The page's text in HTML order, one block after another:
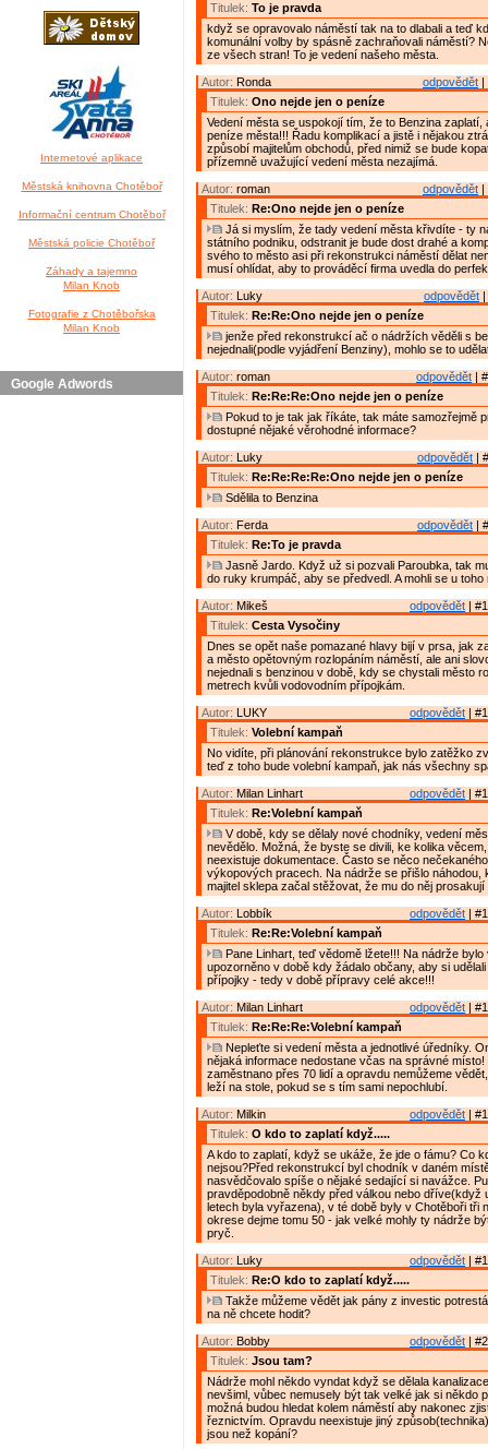
Internetové aplikace
Městská knihovna Chotěboř
Informační centrum Chotěboř
Městská policie Chotěboř
Záhady a tajemno
Milan Knob
Fotografie z Chotěbořska
Milan Knob
Google Adwords
Titulek: To je pravda
když se opravovalo náměstí tak na to dlabali a teď
komunální volby by spásně zachraňovali náměstí?
ze všech stran! To je vedení našeho města.
odpovědět |
Autor: Ronda
Titulek: Ono nejde jen o peníze
Vedení města se uspokojí tím, že to Benzina zaplatí,
peníze města!!! Řadu komplikací a jistě i nějakou
způsobí majitelům obchodů, před nimiž se bude
přízemně uvažující vedení města nezajímá.
odpovědět |
Autor: roman
Titulek: Re:Ono nejde jen o peníze
Já si myslím, že tady vedení města křivdíte - ty
státního podniku, odstranit je bude dost drahé a
svého to město asi při rekonstrukci náměstí dělat
musí ohlídat, aby to prováděcí firma uvedla do
odpovědět
Autor: Luky
Titulek: Re:Re:Ono nejde jen o peníze
jenže před rekonstrukcí ač o nádržích věděli s
nejednali(podle vyjádření Benziny), mohlo se to
odpovědět |
Autor: roman
Titulek: Re:Re:Re:Ono nejde jen o peníze
Pokud to je tak jak říkáte, tak máte samozřejmě
dostupné nějaké věrohodné informace?
odpovědět |
Autor: Luky
Titulek: Re:Re:Re:Re:Ono nejde jen o peníze
Sdělila to Benzina
odpovědět |
Autor: Ferda
Titulek: Re:To je pravda
Jasně Jardo. Když už si pozvali Paroubka, tak
do ruky krumpáč, aby se předvedl. A mohli se u toho
odpovědět |
Autor: Mikeš
Titulek: Cesta Vysočiny
Dnes se opět naše pomazané hlavy bijí v prsa, jak
a město opětovným rozlopáním náměstí, ale ani
nejednali s benzinou v době, kdy se chystali město
metrech kvůli vodovodním přípojkám.
odpovědět |
Autor: LUKY
Titulek: Volební kampaň
No vidíte, při plánování rekonstrukce bylo zatěžko
teď z toho bude volební kampaň, jak nás všechny
odpovědět |
Autor: Milan Linhart
Titulek: Re:Volební kampaň
V době, kdy se dělaly nové chodníky, vedení
nevědělo. Možná, že byste se divili, ke kolika
neexistuje dokumentace. Často se něco
výkopových pracech. Na nádrže se přišlo náhodou,
majitel sklepa začal stěžovat, že mu do něj prosakují
odpovědět |
Autor: Lobbík
Titulek: Re:Re:Volební kampaň
Pane Linhart, teď vědomě lžete!!! Na nádrže bylo
upozorněno v době kdy žádalo občany, aby si
přípojky - tedy v době přípravy celé akce!!!
odpovědět |
Autor: Milan Linhart
Titulek: Re:Re:Re:Volební kampaň
Nepleťte si vedení města a jednotlivé úředníky.
nějaká informace nedostane včas na správné místo!
zaměstnano přes 70 lidí a opravdu nemůžeme
leží na stole, pokud se s tím sami nepochlubí.
odpovědět |
Autor: Milkin
Titulek: O kdo to zaplatí když.....
A kdo to zaplatí, když se ukáže, že jde o fámu? Co
nejsou?Před rekonstrukcí byl chodník v daném
nasvědčovalo spíše o nějaké sedající si navážce.
pravděpodobně někdy před válkou nebo dříve(když
letech byla vyřazena), v té době byly v Chotěboři tři
okrese dejme tomu 50 - jak velké mohly ty nádrže
pryč.
odpovědět |
Autor: Luky
Titulek: Re:O kdo to zaplatí když.....
Takže můžeme vědět jak pány z investic
na ně chcete hodit?
odpovědět |
Autor: Bobby
Titulek: Jsou tam?
Nádrže mohl někdo vyndat když se dělala
nevšiml, vůbec nemusely být tak velké jak si někdo
možná budou hledat kolem náměstí aby nakonec
řeznictvím. Opravdu neexistuje jiný
jsou než kopání?